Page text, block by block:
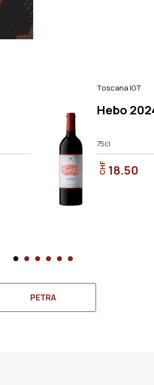
Toscana IGT
Hebo
75cl
CHF 18.50
PETRA